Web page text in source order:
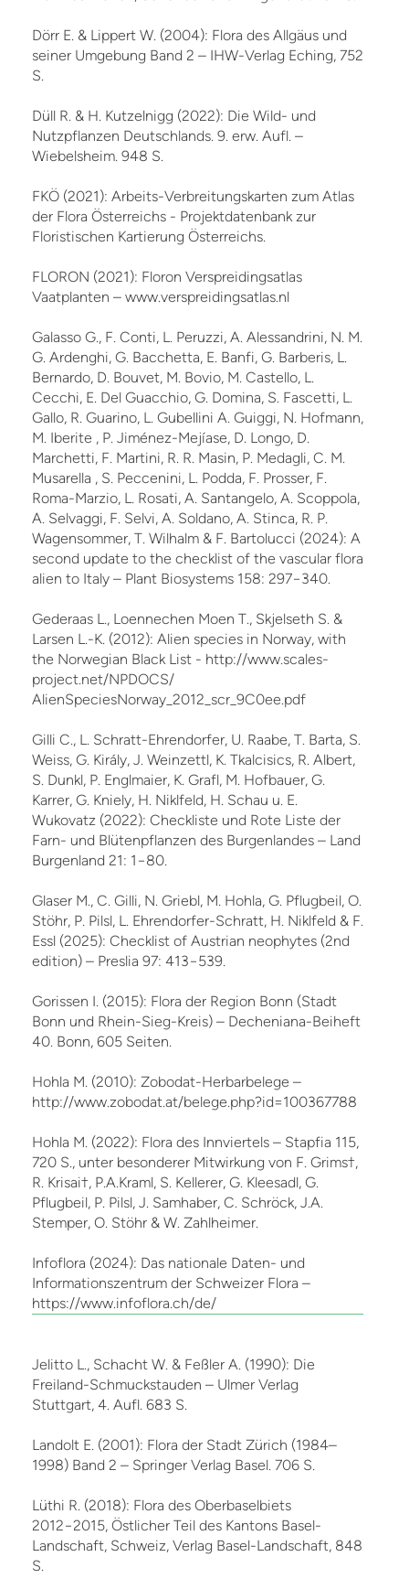
Dörr E. & Lippert W. (2004): Flora des Allgäus und
seiner Umgebung Band 2 – IHW-Verlag Eching, 752
S.
Düll R. & H. Kutzelnigg (2022): Die Wild- und
Nutzpflanzen Deutschlands. 9. erw. Aufl. –
Wiebelsheim. 948 S.
FKÖ (2021): Arbeits-Verbreitungskarten zum Atlas
der Flora Österreichs - Projektdatenbank zur
Floristischen Kartierung Österreichs.
FLORON (2021): Floron Verspreidingsatlas
Vaatplanten – www.verspreidingsatlas.nl
Galasso G., F. Conti, L. Peruzzi, A. Alessandrini, N. M.
G. Ardenghi, G. Bacchetta, E. Banfi, G. Barberis, L.
Bernardo, D. Bouvet, M. Bovio, M. Castello, L.
Cecchi, E. Del Guacchio, G. Domina, S. Fascetti, L.
Gallo, R. Guarino, L. Gubellini A. Guiggi, N. Hofmann,
M. Iberite , P. Jiménez-Mejíase, D. Longo, D.
Marchetti, F. Martini, R. R. Masin, P. Medagli, C. M.
Musarella , S. Peccenini, L. Podda, F. Prosser, F.
Roma-Marzio, L. Rosati, A. Santangelo, A. Scoppola,
A. Selvaggi, F. Selvi, A. Soldano, A. Stinca, R. P.
Wagensommer, T. Wilhalm & F. Bartolucci (2024): A
second update to the checklist of the vascular flora
alien to Italy – Plant Biosystems 158: 297−340.
Gederaas L., Loennechen Moen T., Skjelseth S. &
Larsen L.-K. (2012): Alien species in Norway, with
the Norwegian Black List - http://www.scales-
project.net/NPDOCS/
AlienSpeciesNorway_2012_scr_9C0ee.pdf
Gilli C., L. Schratt-Ehrendorfer, U. Raabe, T. Barta, S.
Weiss, G. Király, J. Weinzettl, K. Tkalcisics, R. Albert,
S. Dunkl, P. Englmaier, K. Grafl, M. Hofbauer, G.
Karrer, G. Kniely, H. Niklfeld, H. Schau u. E.
Wukovatz (2022): Checkliste und Rote Liste der
Farn- und Blütenpflanzen des Burgenlandes – Land
Burgenland 21: 1−80.
Glaser M., C. Gilli, N. Griebl, M. Hohla, G. Pflugbeil, O.
Stöhr, P. Pilsl, L. Ehrendorfer-Schratt, H. Niklfeld & F.
Essl (2025): Checklist of Austrian neophytes (2nd
edition) – Preslia 97: 413−539.
Gorissen I. (2015): Flora der Region Bonn (Stadt
Bonn und Rhein-Sieg-Kreis) – Decheniana-Beiheft
40. Bonn, 605 Seiten.
Hohla M. (2010): Zobodat-Herbarbelege –
http://www.zobodat.at/belege.php?id=100367788
Hohla M. (2022): Flora des Innviertels – Stapfia 115,
720 S., unter besonderer Mitwirkung von F. Grims†,
R. Krisai†, P.A.Kraml, S. Kellerer, G. Kleesadl, G.
Pflugbeil, P. Pilsl, J. Samhaber, C. Schröck, J.A.
Stemper, O. Stöhr & W. Zahlheimer.
Infoflora (2024): Das nationale Daten- und
Informationszentrum der Schweizer Flora –
https://www.infoflora.ch/de/
Jelitto L., Schacht W. & Feßler A. (1990): Die
Freiland-Schmuckstauden – Ulmer Verlag
Stuttgart, 4. Aufl. 683 S.
Landolt E. (2001): Flora der Stadt Zürich (1984–
1998) Band 2 – Springer Verlag Basel. 706 S.
Lüthi R. (2018): Flora des Oberbaselbiets
2012−2015, Östlicher Teil des Kantons Basel-
Landschaft, Schweiz, Verlag Basel-Landschaft, 848
S.